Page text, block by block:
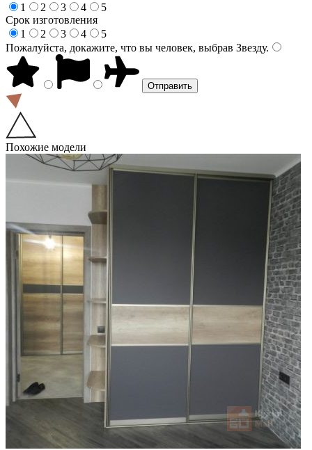
1
2 3 4
5
Срок изготовления
1
2 3 4
5
Пожалуйста, докажите, что вы человек, выбрав Звезду.
Похожие модели